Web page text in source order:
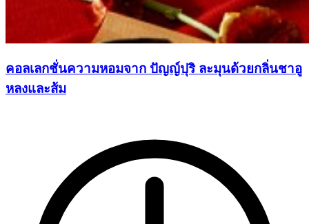
คอลเลกชั่นความหอมจาก ปัญญ์ปุริ ละมุนด้วยกลิ่นชาอู
หลงและส้ม